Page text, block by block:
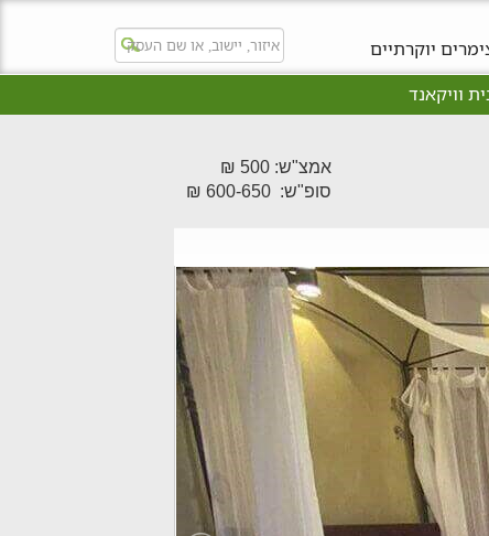
יוקרתיים
וויקאנד
אמצ"ש: 500 ₪
סופ"ש: 600-650 ₪